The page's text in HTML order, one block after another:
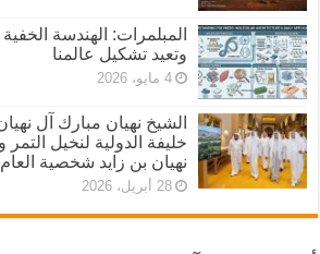
المبلمرات: الهندسة
وتعيد تشكيل عالمنا
4 مايو، 2026
الشيخ نهيان مبارك آل
خليفة الدولية لنخيل
نهيان بن زايد شخصية العام 2026
28 أبريل، 2026